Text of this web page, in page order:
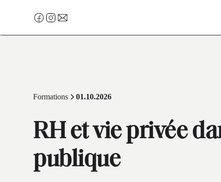
Formations 01.10.2026
RH et vie privée
publique